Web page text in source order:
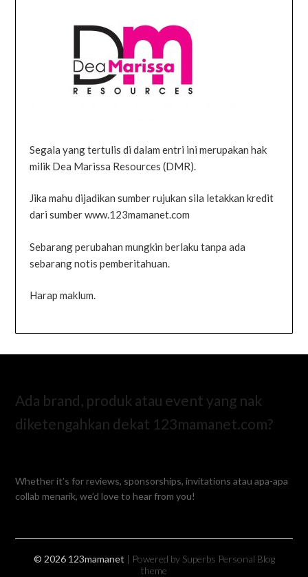
Segala yang tertulis di dalam entri ini merupakan hak
milik Dea Marissa Resources (DMR).
Jika mahu dijadikan sumber rujukan sila letakkan kredit
dari sumber www.123mamanet.com
Sebarang perubahan mungkin berlaku tanpa ada
sebarang notis pemberitahuan.
Harap maklum.
Ada brand, produk atau event yang nak
diketengahkan dekat 123mamanet.com?
Whether it’s for reviews, sponsorships, invitations atau apa-apa
collab menarik, we’d love to hear from you!
© 2026 123mamanet | Powered by Superbs Personal Blog
theme